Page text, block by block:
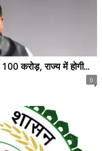
करोड़, राज्य में होगी...
0